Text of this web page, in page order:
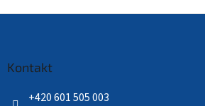
Kontakt
+420 601 505 003